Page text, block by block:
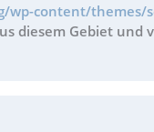
content/themes/
diesem Gebiet und